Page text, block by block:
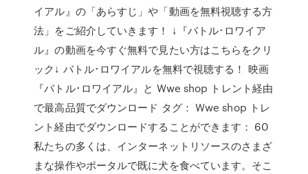
イアル』の「あらすじ」や「動画を無料視聴する方
法」をご紹介していきます！ ↓『バトル･ロワイア
ル』の動画を今すぐ無料で見たい方はこちらをクリ
ック↓ バトル･ロワイアルを無料で視聴する！ 映画
『バトル･ロワイアル』と Wwe shop トレント経由
で最高品質でダウンロード タグ： Wwe shop トレ
ント経由でダウンロードすることができます： 60
私たちの多くは、インターネットリソースのさまざ
まな操作やポータルで既に犬を食べています。そこ